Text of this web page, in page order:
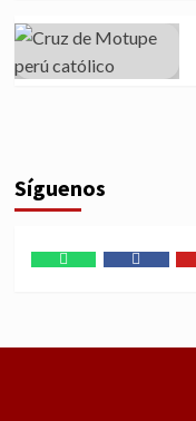
Síguenos